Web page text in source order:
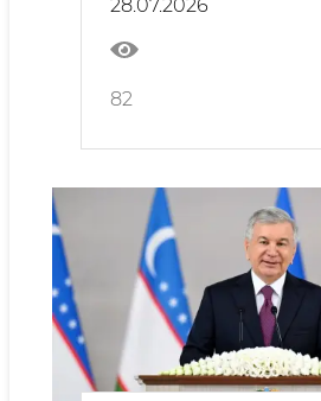
28.07.2026
82